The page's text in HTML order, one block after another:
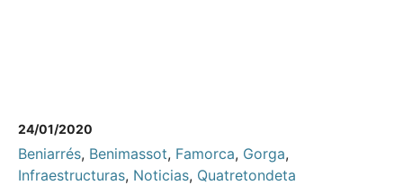
24/01/2020
Beniarrés, Benimassot, Famorca, Gorga,
Infraestructuras, Noticias, Quatretondeta